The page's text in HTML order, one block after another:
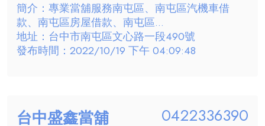
簡介：專業當舖服務南屯區、南屯區汽機車借
款、南屯區房屋借款、南屯區...
地址：台中市南屯區文心路一段490號
發布時間：2022/10/19 下午 04:09:48
台中盛鑫當舖 0422336390